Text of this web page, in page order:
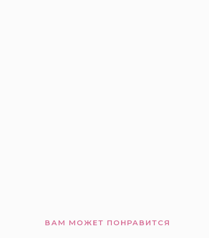
ВАМ МОЖЕТ ПОНРАВИТСЯ